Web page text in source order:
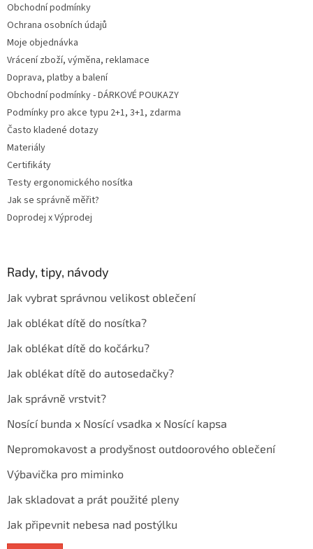
Obchodní podmínky
Ochrana osobních údajů
Moje objednávka
Vrácení zboží, výměna, reklamace
Doprava, platby a balení
Obchodní podmínky - DÁRKOVÉ POUKAZY
Podmínky pro akce typu 2+1, 3+1, zdarma
Často kladené dotazy
Materiály
Certifikáty
Testy ergonomického nosítka
Jak se správně měřit?
Doprodej x Výprodej
Rady, tipy, návody
Jak vybrat správnou velikost oblečení
Jak oblékat dítě do nosítka?
Jak oblékat dítě do kočárku?
Jak oblékat dítě do autosedačky?
Jak správně vrstvit?
Nosící bunda x Nosící vsadka x Nosící kapsa
Nepromokavost a prodyšnost outdoorového oblečení
Výbavička pro miminko
Jak skladovat a prát použité pleny
Jak připevnit nebesa nad postýlku